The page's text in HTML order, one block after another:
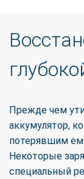
Прежде чем
аккумулятор,
потерявшим
Некоторые
специальный